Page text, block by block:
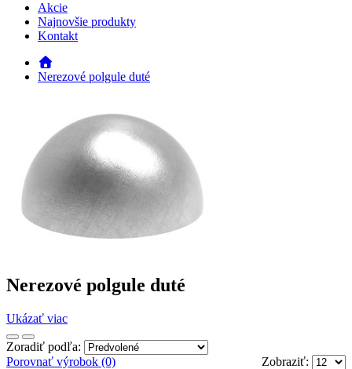
Akcie
Najnovšie produkty
Kontakt
Nerezové polgule duté
Nerezové polgule duté
Ukázať viac
Zoradiť podľa:
Zobraziť:
Porovnať výrobok (0)